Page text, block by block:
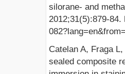
silorane- and
2012;31(5):879-
Catelan A, Fraga
sealed composite